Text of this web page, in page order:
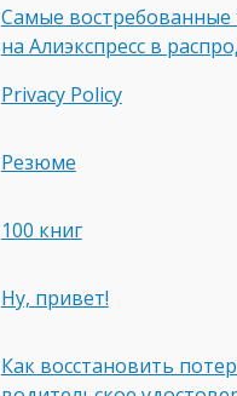
Самые востребованные
на Алиэкспресс в
Privacy Policy
Резюме
100 книг
Ну, привет!
Как восстановить